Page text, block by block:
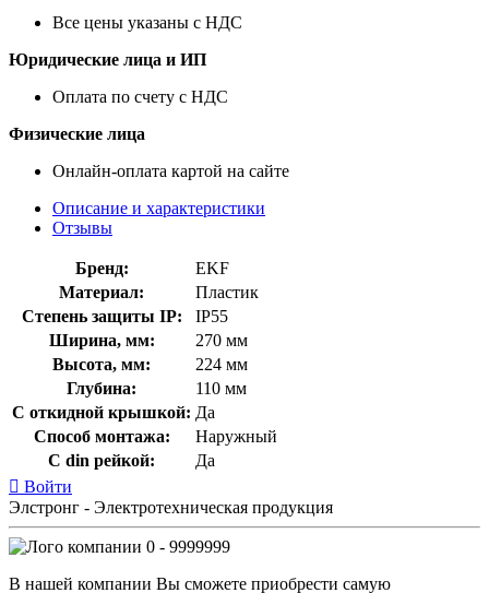
Все цены указаны с НДС
Юридические лица и ИП
Оплата по счету с НДС
Физические лица
Онлайн-оплата картой на сайте
Описание и характеристики
Отзывы
Бренд:
EKF
Материал:
Пластик
Степень защиты IP:
IP55
Ширина, мм:
270 мм
Высота, мм:
224 мм
Глубина:
110 мм
С откидной крышкой: Да
Способ монтажа:
Наружный
С din рейкой:
Да
Войти
Элстронг - Электротехническая продукция
0 - 9999999
В нашей компании Вы сможете приобрести самую